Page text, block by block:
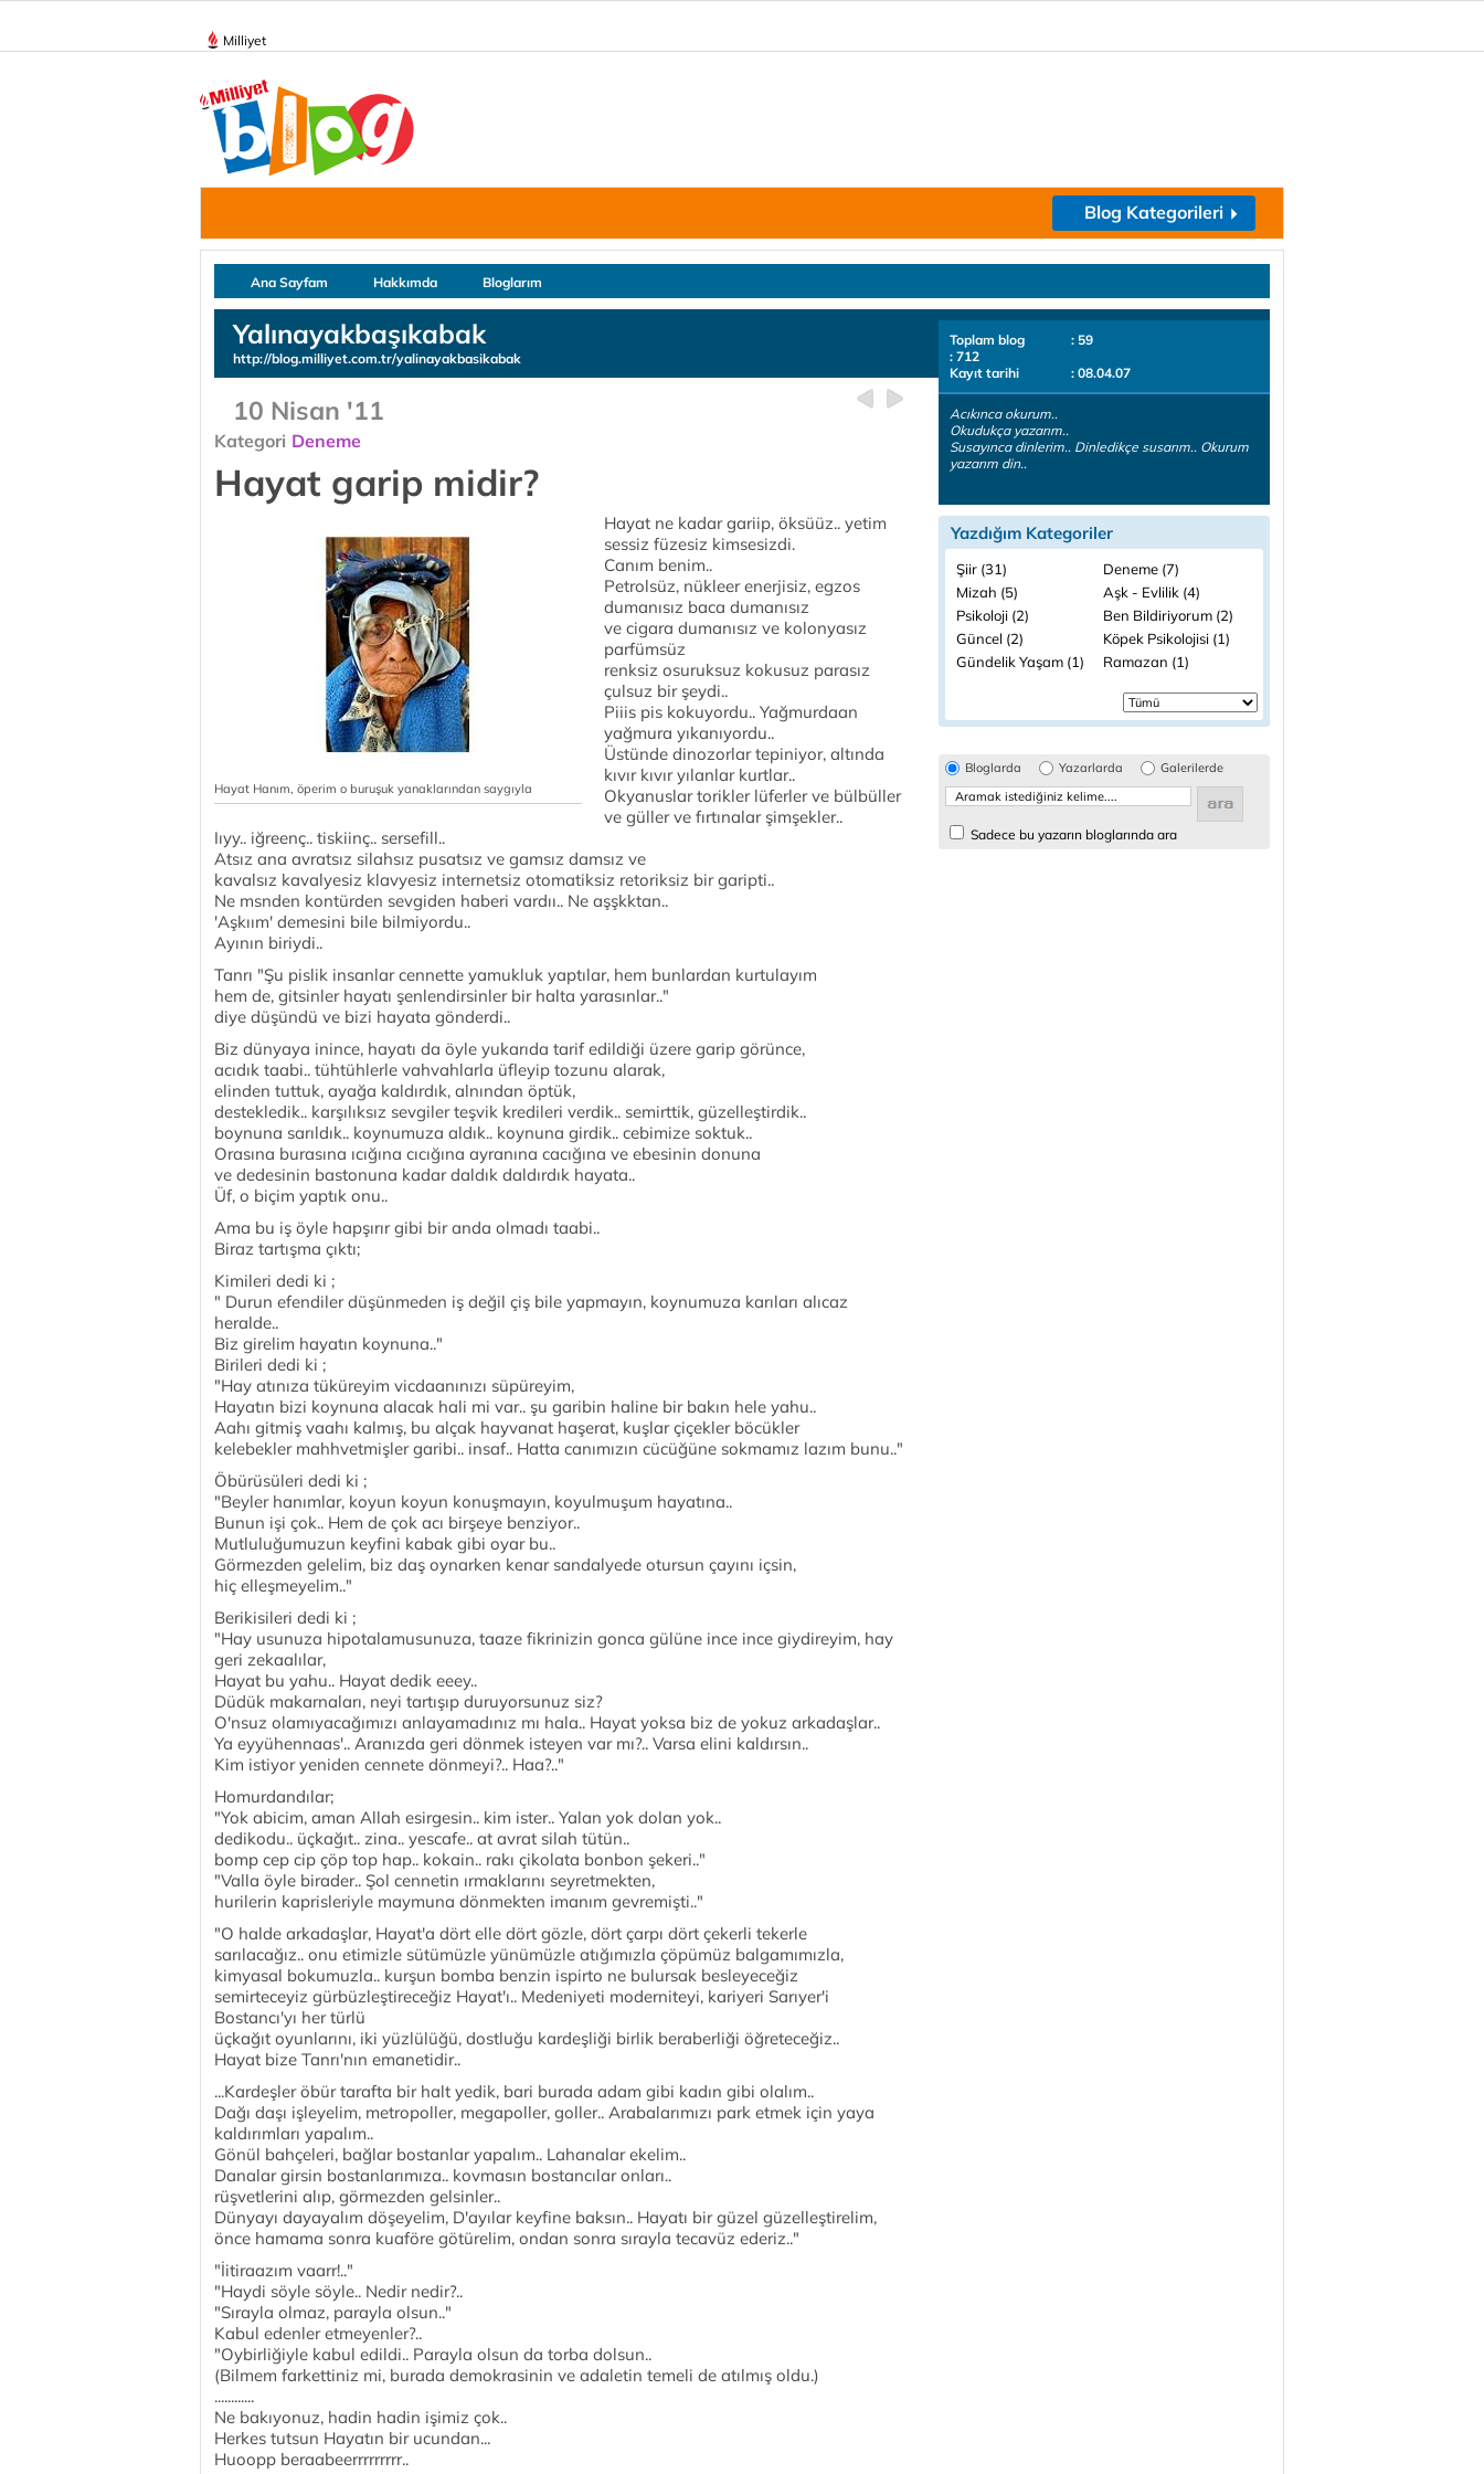
Milliyet
Blog Kategorileri
Ana Sayfam Hakkımda Bloglarım
Yalınayakbaşıkabak
http://blog.milliyet.com.tr/yalinayakbasikabak
10 Nisan '11
Kategori Deneme
Hayat garip midir?
Hayat Hanım, öperim o buruşuk yanaklarından saygıyla
Hayat ne kadar gariip, öksüüz.. yetim
sessiz füzesiz kimsesizdi.
Canım benim..
Petrolsüz, nükleer enerjisiz, egzos
dumanısız baca dumanısız
ve cigara dumanısız ve kolonyasız
parfümsüz
renksiz osuruksuz kokusuz parasız
çulsuz bir şeydi..
Piiis pis kokuyordu.. Yağmurdaan
yağmura yıkanıyordu..
Üstünde dinozorlar tepiniyor, altında
kıvır kıvır yılanlar kurtlar..
Okyanuslar torikler lüferler ve bülbüller
ve güller ve fırtınalar şimşekler..
Iıyy.. iğreenç.. tiskiinç.. sersefill..
Atsız ana avratsız silahsız pusatsız ve gamsız damsız ve
kavalsız kavalyesiz klavyesiz internetsiz otomatiksiz retoriksiz bir garipti..
Ne msnden kontürden sevgiden haberi vardıı.. Ne aşşkktan..
'Aşkıım' demesini bile bilmiyordu..
Ayının biriydi..
Tanrı "Şu pislik insanlar cennette yamukluk yaptılar, hem bunlardan kurtulayım
hem de, gitsinler hayatı şenlendirsinler bir halta yarasınlar.."
diye düşündü ve bizi hayata gönderdi..
Biz dünyaya inince, hayatı da öyle yukarıda tarif edildiği üzere garip görünce,
acıdık taabi.. tühtühlerle vahvahlarla üfleyip tozunu alarak,
elinden tuttuk, ayağa kaldırdık, alnından öptük,
destekledik.. karşılıksız sevgiler teşvik kredileri verdik.. semirttik, güzelleştirdik..
boynuna sarıldık.. koynumuza aldık.. koynuna girdik.. cebimize soktuk..
Orasına burasına ıcığına cıcığına ayranına cacığına ve ebesinin donuna
ve dedesinin bastonuna kadar daldık daldırdık hayata..
Üf, o biçim yaptık onu..
Ama bu iş öyle hapşırır gibi bir anda olmadı taabi..
Biraz tartışma çıktı;
Kimileri dedi ki ;
" Durun efendiler düşünmeden iş değil çiş bile yapmayın, koynumuza karıları alıcaz
heralde..
Biz girelim hayatın koynuna.."
Birileri dedi ki ;
"Hay atınıza tüküreyim vicdaanınızı süpüreyim,
Hayatın bizi koynuna alacak hali mi var.. şu garibin haline bir bakın hele yahu..
Aahı gitmiş vaahı kalmış, bu alçak hayvanat haşerat, kuşlar çiçekler böcükler
kelebekler mahhvetmişler garibi.. insaf.. Hatta canımızın cücüğüne sokmamız lazım bunu.."
Öbürüsüleri dedi ki ;
"Beyler hanımlar, koyun koyun konuşmayın, koyulmuşum hayatına..
Bunun işi çok.. Hem de çok acı birşeye benziyor..
Mutluluğumuzun keyfini kabak gibi oyar bu..
Görmezden gelelim, biz daş oynarken kenar sandalyede otursun çayını içsin,
hiç elleşmeyelim.."
Berikisileri dedi ki ;
"Hay usunuza hipotalamusunuza, taaze fikrinizin gonca gülüne ince ince giydireyim, hay
geri zekaalılar,
Hayat bu yahu.. Hayat dedik eeey..
Düdük makarnaları, neyi tartışıp duruyorsunuz siz?
O'nsuz olamıyacağımızı anlayamadınız mı hala.. Hayat yoksa biz de yokuz arkadaşlar..
Ya eyyühennaas'.. Aranızda geri dönmek isteyen var mı?.. Varsa elini kaldırsın..
Kim istiyor yeniden cennete dönmeyi?.. Haa?.."
Homurdandılar;
"Yok abicim, aman Allah esirgesin.. kim ister.. Yalan yok dolan yok..
dedikodu.. üçkağıt.. zina.. yescafe.. at avrat silah tütün..
bomp cep cip çöp top hap.. kokain.. rakı çikolata bonbon şekeri.."
"Valla öyle birader.. Şol cennetin ırmaklarını seyretmekten,
hurilerin kaprisleriyle maymuna dönmekten imanım gevremişti.."
"O halde arkadaşlar, Hayat'a dört elle dört gözle, dört çarpı dört çekerli tekerle
sarılacağız.. onu etimizle sütümüzle yünümüzle atığımızla çöpümüz balgamımızla,
kimyasal bokumuzla.. kurşun bomba benzin ispirto ne bulursak besleyeceğiz
semirteceyiz gürbüzleştireceğiz Hayat'ı.. Medeniyeti moderniteyi, kariyeri Sarıyer'i
Bostancı'yı her türlü
üçkağıt oyunlarını, iki yüzlülüğü, dostluğu kardeşliği birlik beraberliği öğreteceğiz..
Hayat bize Tanrı'nın emanetidir..
...Kardeşler öbür tarafta bir halt yedik, bari burada adam gibi kadın gibi olalım..
Dağı daşı işleyelim, metropoller, megapoller, goller.. Arabalarımızı park etmek için yaya
kaldırımları yapalım..
Gönül bahçeleri, bağlar bostanlar yapalım.. Lahanalar ekelim..
Danalar girsin bostanlarımıza.. kovmasın bostancılar onları..
rüşvetlerini alıp, görmezden gelsinler..
Dünyayı dayayalım döşeyelim, D'ayılar keyfine baksın.. Hayatı bir güzel güzelleştirelim,
önce hamama sonra kuaföre götürelim, ondan sonra sırayla tecavüz ederiz.."
"İitiraazım vaarr!.."
"Haydi söyle söyle.. Nedir nedir?..
"Sırayla olmaz, parayla olsun.."
Kabul edenler etmeyenler?..
"Oybirliğiyle kabul edildi.. Parayla olsun da torba dolsun..
(Bilmem farkettiniz mi, burada demokrasinin ve adaletin temeli de atılmış oldu.)
............
Ne bakıyonuz, hadin hadin işimiz çok..
Herkes tutsun Hayatın bir ucundan...
Huoopp beraabeerrrrrrrrr..
Toplam blog
: 59
: 712
Kayıt tarihi
: 08.04.07
Acıkınca okurum..
Okudukça yazarım..
Susayınca dinlerim.. Dinledikçe susarım.. Okurum
yazarım din..
Yazdığım Kategoriler
Şiir (31)
Deneme (7)
Mizah (5)
Aşk - Evlilik (4)
Psikoloji (2)
Ben Bildiriyorum (2)
Güncel (2)
Köpek Psikolojisi (1)
Gündelik Yaşam (1)
Ramazan (1)
Bloglarda Yazarlarda Galerilerde
Sadece bu yazarın bloglarında ara